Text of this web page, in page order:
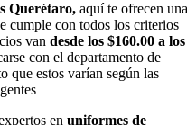
Querétaro, aquí te ofrecen una
cumple con todos los criterios
van desde los $160.00 a los
con el departamento de
que estos varían según las
en uniformes de